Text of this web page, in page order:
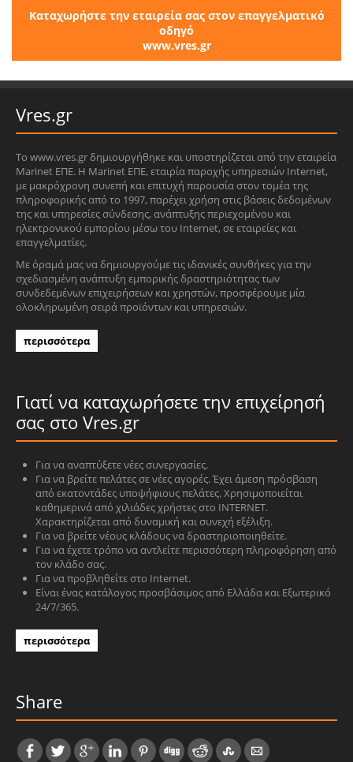
Καταχωρήστε την εταιρεία σας στον επαγγελματικό
οδηγό
www.vres.gr
Vres.gr
Το www.vres.gr δημιουργήθηκε και υποστηρίζεται από την εταιρεία
Marinet ΕΠΕ. Η Marinet ΕΠΕ, εταιρία παροχής υπηρεσιών Internet,
με μακρόχρονη συνεπή και επιτυχή παρουσία στον τομέα της
πληροφορικής από το 1997, παρέχει χρήση στις βάσεις δεδομένων
της και υπηρεσίες σύνδεσης, ανάπτυξης περιεχομένου και
ηλεκτρονικού εμπορίου μέσω του Internet, σε εταιρείες και
επαγγελματίες.
Με όραμά μας να δημιουργούμε τις ιδανικές συνθήκες για την
σχεδιασμένη ανάπτυξη εμπορικής δραστηριότητας των
συνδεδεμένων επιχειρήσεων και χρηστών, προσφέρουμε μία
ολοκληρωμένη σειρά προϊόντων και υπηρεσιών.
περισσότερα
Γιατί να καταχωρήσετε την επιχείρησή
σας στο Vres.gr
Για να αναπτύξετε νέες συνεργασίες.
Για να βρείτε πελάτες σε νέες αγορές. Έχει άμεση πρόσβαση
από εκατοντάδες υποψήφιους πελάτες. Χρησιμοποιείται
καθημερινά από χιλιάδες χρήστες στο INTERNET.
Χαρακτηρίζεται από δυναμική και συνεχή εξέλιξη.
Για να βρείτε νέους κλάδους να δραστηριοποιηθείτε.
Για να έχετε τρόπο να αντλείτε περισσότερη πληροφόρηση από
τον κλάδο σας.
Για να προβληθείτε στο Internet.
Είναι ένας κατάλογος προσβάσιμος από Ελλάδα και Εξωτερικό
24/7/365.
περισσότερα
Share